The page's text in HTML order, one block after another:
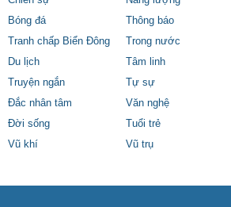
Bóng đá
Thông báo
Tranh chấp Biển Đông
Trong nước
Du lịch
Tâm linh
Truyện ngắn
Tự sự
Đắc nhân tâm
Văn nghệ
Đời sống
Tuổi trẻ
Vũ khí
Vũ trụ